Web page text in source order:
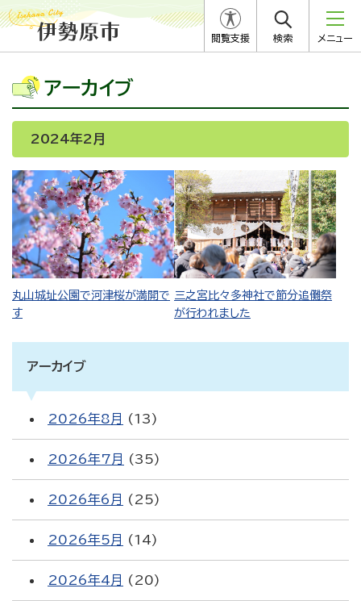
閲覧支援 検索 メニュー
アーカイブ
2024年2月
丸山城址公園で河津桜が満開で
す
三之宮比々多神社で節分追儺祭
が行われました
アーカイブ
2026年8月 (13)
2026年7月 (35)
2026年6月 (25)
2026年5月 (14)
2026年4月 (20)